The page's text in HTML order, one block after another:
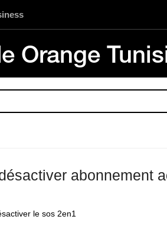
Orange
abonnement
le sos 2en1